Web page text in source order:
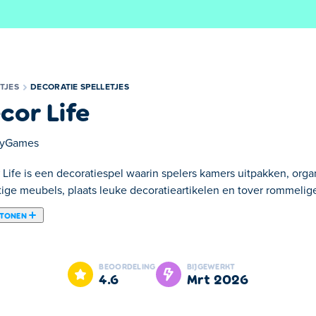
DECORATIE SPELLETJES
Life
Life is een decoratiespel waarin spelers kamers uitpakken,
meubels, plaats leuke decoratieartikelen en tover
je naar hartenlust kunt sorteren, organiseren, renoveren
zetten en te experimenteren met verschillende looks. Geen
mechanismen voelt elke make-over bevredigend
BEOORDELING
4.6
BIJGEWERKT
mrt 2026